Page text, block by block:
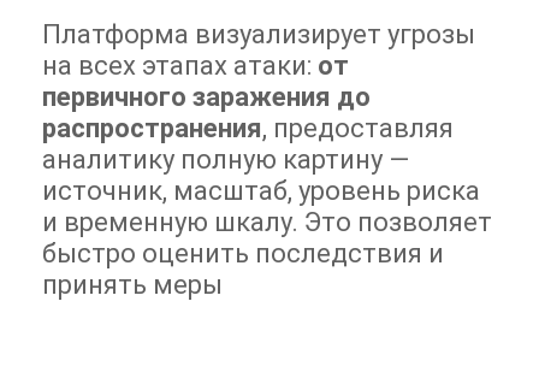
Платформа визуализирует угрозы
на всех этапах атаки: от
первичного заражения до
распространения, предоставляя
аналитику полную картину —
источник, масштаб, уровень риска
и временную шкалу. Это позволяет
быстро оценить последствия и
принять меры